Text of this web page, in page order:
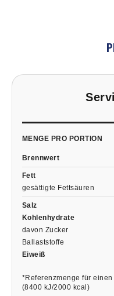
MENGE PRO PORTION
Brennwert
Fett
gesättigte Fettsäuren
Salz
Kohlenhydrate
davon Zucker
Ballaststoffe
Eiweiß
*Referenzmenge für
(8400 kJ/2000 kcal)